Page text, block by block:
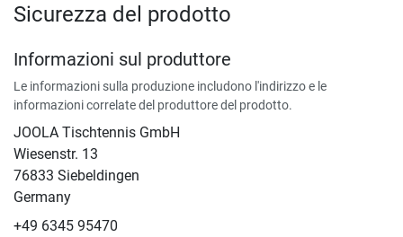
Sicurezza del prodotto
Informazioni sul produttore
Le informazioni sulla produzione includono l'indirizzo e le
informazioni correlate del produttore del prodotto.
JOOLA Tischtennis GmbH
Wiesenstr. 13
76833 Siebeldingen
Germany
+49 6345 95470